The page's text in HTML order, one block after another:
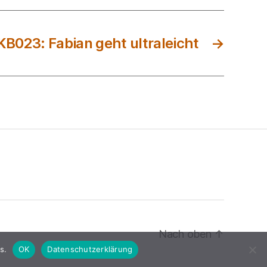
→
Fabian geht ultraleicht
Nach oben↑
OK Datenschutzerklärung